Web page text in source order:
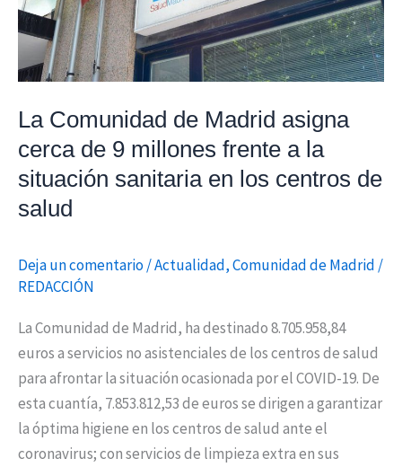
La Comunidad de Madrid asigna
cerca de 9 millones frente a la
situación sanitaria en los centros de
salud
Deja un comentario/Actualidad,Comunidad de Madrid /
REDACCIÓN
La Comunidad de Madrid, ha destinado 8.705.958,84
euros a servicios no asistenciales de los centros de salud
para afrontar la situación ocasionada por el COVID-19. De
esta cuantía, 7.853.812,53 de euros se dirigen a garantizar
la óptima higiene en los centros de salud ante el
coronavirus; con servicios de limpieza extra en sus
cerca
de
9
millones
frente
la
situación
sanitaria
los
centros
salud